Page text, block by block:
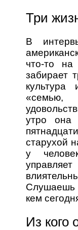
Три
В
что-то на
забирает
«семью,
утро она
старухой
у
Слушаешь
кем
Из кого